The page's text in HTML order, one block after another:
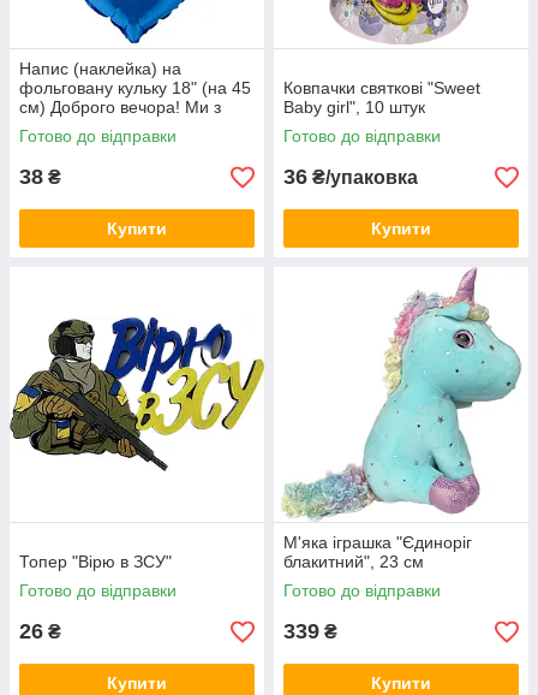
Напис (наклейка) на
фольговану кульку 18" (на 45
см) Доброго вечора! Ми з
України! (будь-який колір)
Готово до відправки
38 ₴
Купити
Ковпачки святкові "Sweet
Baby girl", 10 штук
Готово до відправки
36 ₴/упаковка
Купити
Топер "Вірю в ЗСУ"
Готово до відправки
26 ₴
Купити
М'яка іграшка "Єдиноріг
блакитний", 23 см
Готово до відправки
339 ₴
Купити